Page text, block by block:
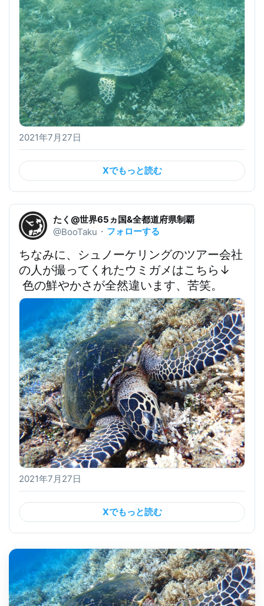
2021年7月27日
Xでもっと読む
たく@世界65ヵ国&全都道府県制覇
@BooTaku ・ フォローする
ちなみに、 シュノーケリングのツアー会社
の人が撮ってくれたウミガメ はこちら↓
色の鮮やかさが全然違います、苦笑。
2021年7月27日
Xでもっと読む